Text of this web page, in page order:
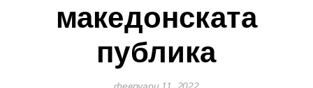
македонската
публика